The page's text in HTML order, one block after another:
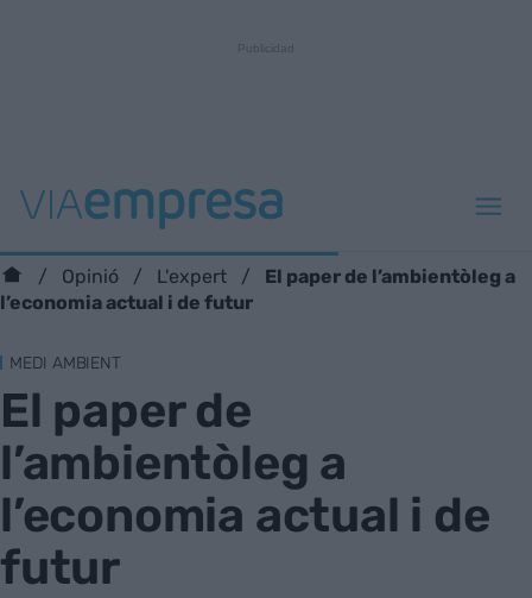
Opinió L'expert
El paper de l’ambientòleg a
l’economia actual i de futur
MEDI AMBIENT
El paper de
l’ambientòleg a
l’economia actual i de
futur